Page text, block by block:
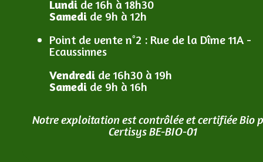
Lundi de 16h à 18h30
Samedi de 9h à 12h
Point de vente n°2 : Rue de la Dîme 11A -
Ecaussinnes
Vendredi de 16h30 à 19h
Samedi de 9h à 16h
Notre exploitation est contrôlée et certifiée Bio
Certisys BE-BIO-01